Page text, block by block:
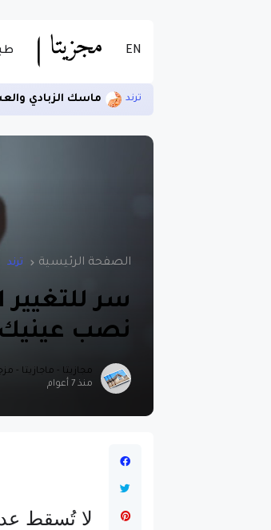
EN
ترند ماسك الزبادي
الصفحة الرئيسية ترند
سر
نصب عينيك
مجازيتا - ماجازيتا -
منذ 7 أعوام
لا تُسقط